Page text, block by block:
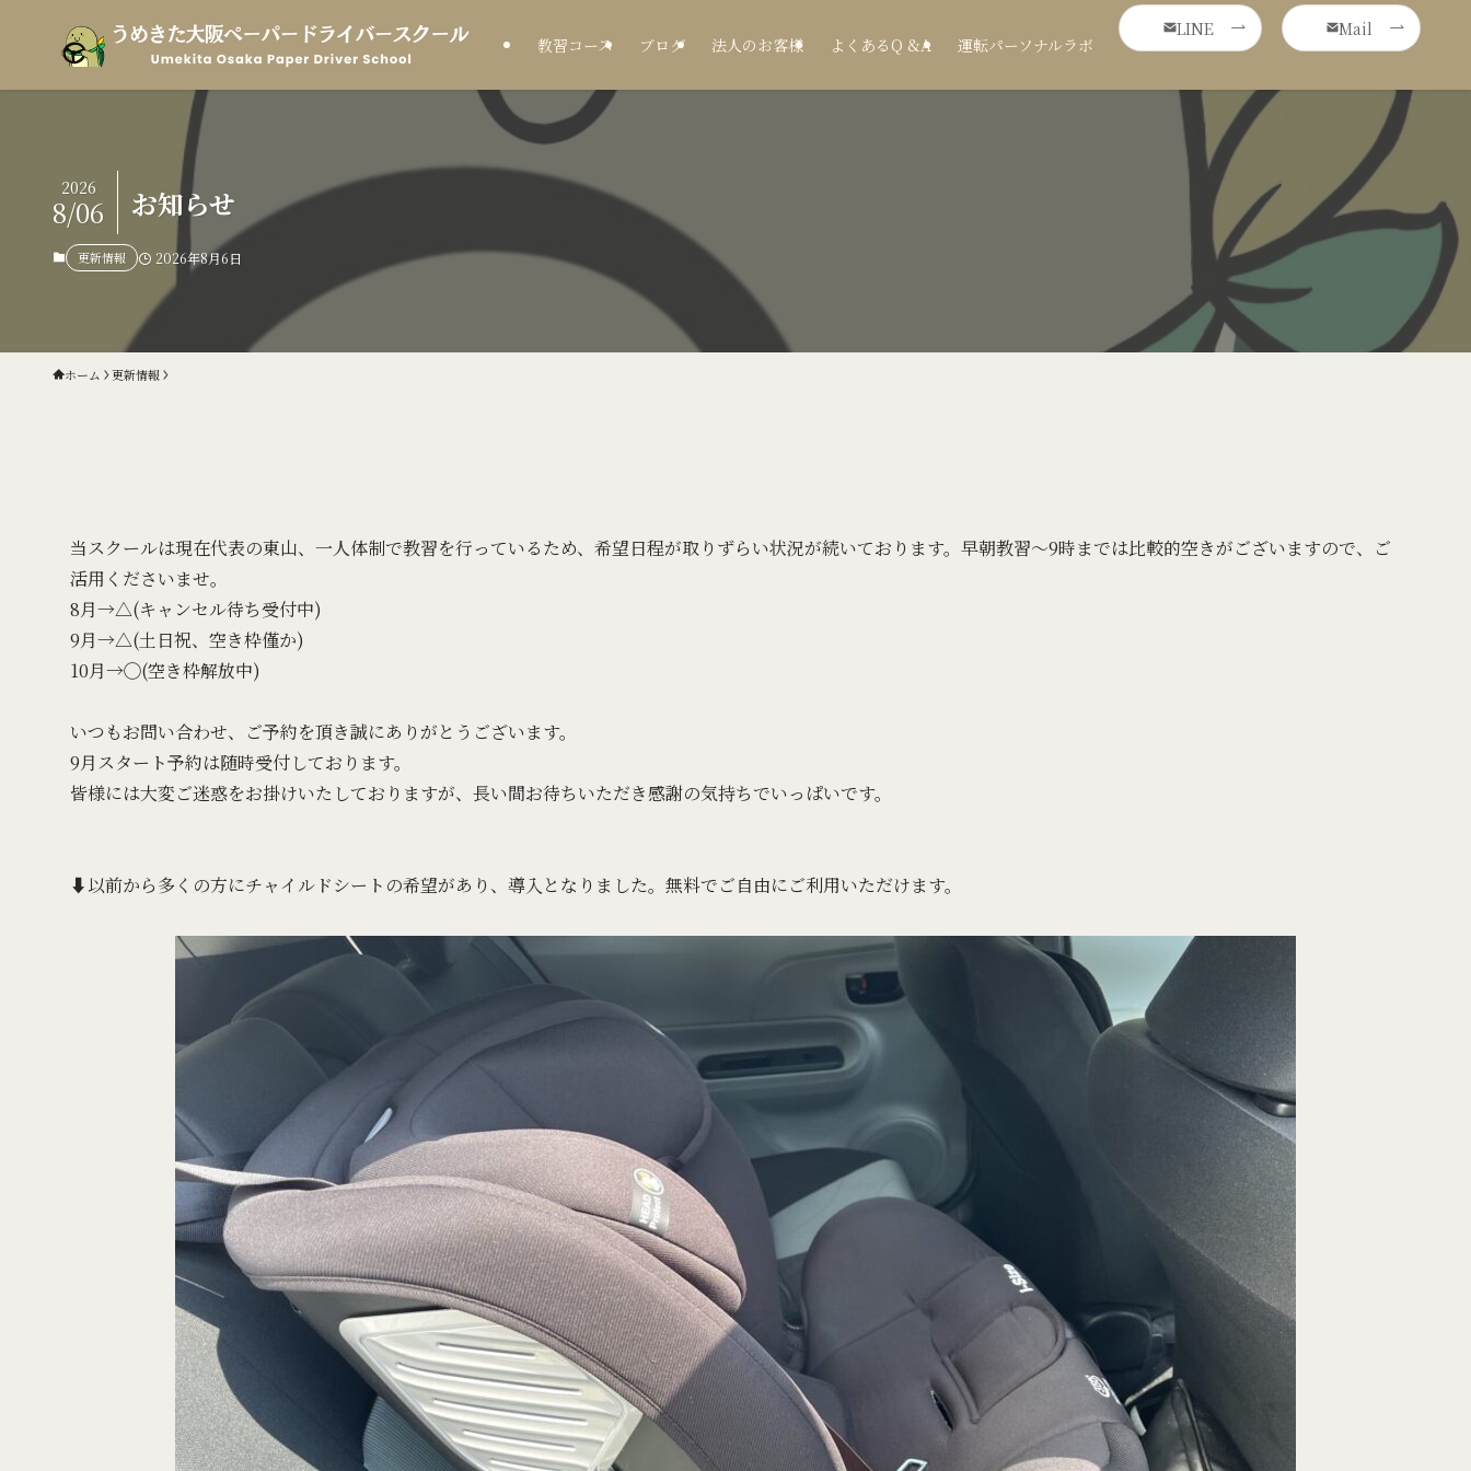
教習コース ブログ 法人のお客様 よくあるQ &A 運転パーソナルラボ
LINE Mail
お知らせ
2026
8/06
更新情報 2026年8月6日
ホーム 更新情報
当スクールは現在代表の東山、一人体制で教習を行っているため、希望日程が取りずらい状況が続いております。早朝教習〜9時までは比較的空きがございますので、ご
活用くださいませ。
8月→△(キャンセル待ち受付中)
9月→△(土日祝、空き枠僅か)
10月→◯(空き枠解放中)
いつもお問い合わせ、ご予約を頂き誠にありがとうございます。
9月スタート予約は随時受付しております。
皆様には大変ご迷惑をお掛けいたしておりますが、長い間お待ちいただき感謝の気持ちでいっぱいです。
⬇️以前から多くの方にチャイルドシートの希望があり、導入となりました。無料でご自由にご利用いただけます。